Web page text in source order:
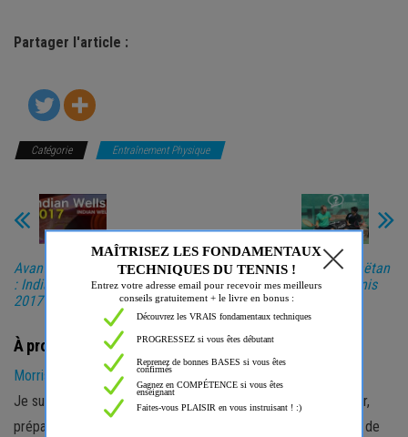
Partager l'article :
Catégorie Entraînement Physique
Avantage Morris
: Indian Wells
2017 (VIDÉO)
Morris & Gaëtan
font du tennis
À propos de l’auteur
Morrisfaitdutennis
Je suis passionné de tennis depuis toujours. Joueur, entraîneur,
préparateur mental et physique. Passionné de psychologie et de